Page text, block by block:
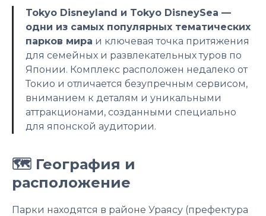
Tokyo Disneyland и Tokyo DisneySea —
одни из самых популярных тематических
парков мира и ключевая точка притяжения
для семейных и развлекательных туров по
Японии. Комплекс расположен недалеко от
Токио и отличается безупречным сервисом,
вниманием к деталям и уникальными
аттракционами, созданными специально
для японской аудитории.
🗺 География и
расположение
Парки находятся в районе Ураясу (префектура